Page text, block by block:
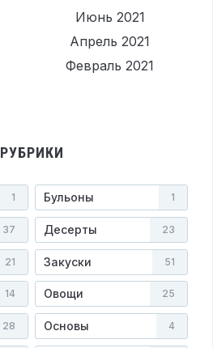
Июнь 2021
Апрель 2021
Февраль 2021
РУБРИКИ
1 Бульоны 1
37 Десерты 23
21 Закуски 51
14 Овощи 25
28 Основы 4